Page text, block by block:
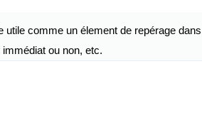
comme un élement de repérage
ou non, etc.